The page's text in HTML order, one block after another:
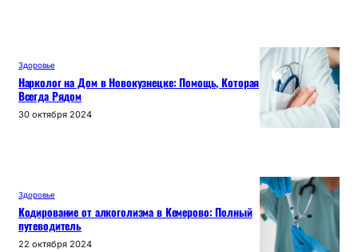
Здоровье
Нарколог на Дом в Новокузнецке: Помощь, Которая
Всегда Рядом
30 октября 2024
Здоровье
Кодирование от алкоголизма в Кемерово: Полный
путеводитель
22 октября 2024